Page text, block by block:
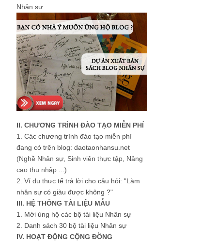
Nhân sự
II. CHƯƠNG TRÌNH ĐÀO TẠO MIỄN PHÍ
1. Các chương trình đào tạo miễn phí
đang có trên blog: daotaonhansu.net
(Nghề Nhân sự, Sinh viên thực tập, Nâng
cao thu nhập ...)
2. Ví dụ thực tế trả lời cho câu hỏi: "Làm
nhân sự có giàu được không ?"
III. HỆ THỐNG TÀI LIỆU MẪU
1. Mời ủng hộ các bộ tài liệu Nhân sự
2. Danh sách 30 bộ tài liệu Nhân sự
IV. HOẠT ĐỘNG CỘNG ĐỒNG